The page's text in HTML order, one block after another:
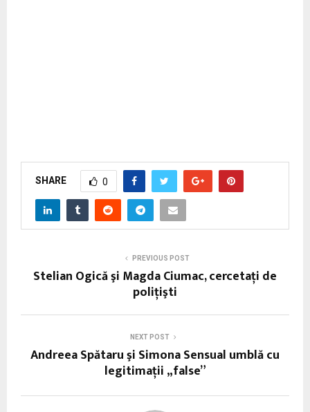
SHARE 0
PREVIOUS POST
Stelian Ogică şi Magda Ciumac, cercetaţi de
poliţişti
NEXT POST
Andreea Spătaru şi Simona Sensual umblă cu
legitimaţii „false”